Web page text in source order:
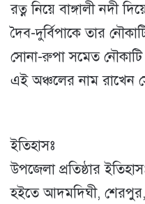
রত্ন নিয়ে বাঙ্গালী নদী
দৈব-দুর্বিপাকে তার
সোনা-রুপা সমেত
এই অঞ্চলের নাম রাখেন
ইতিহাসঃ
উপজেলা প্রতিষ্ঠার
হইতে আদমদিঘী,